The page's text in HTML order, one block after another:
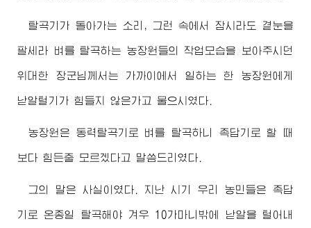
탈곡기가 돌아가는 소리, 그런 속에서 잠시라도 곁눈을
팔세라 벼를 탈곡하는 농장원들의 작업모습을 보아주시던
위대한 장군님께서 는 가까이에서 일하는 한 농장원에게
낟알털기가 힘들지 않은가고 물으시였다.
농장원은 동력탈곡기로 벼를 탈곡하니 족답기로 할 때
보다 힘든줄 모르겠다고 말씀드리였다.
그의 말은 사실이였다. 지난 시기 우리 농민들은 족답
기로 온종일 탈곡해야 겨우 10가마니밖에 낟알을 털어내